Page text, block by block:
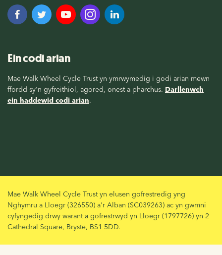
Ein codi arian
Mae Walk Wheel Cycle Trust yn ymrwymedig i godi arian mewn
ffordd sy'n gyfreithiol, agored, onest a pharchus. Darllenwch
ein haddewid codi arian.
Mae Walk Wheel Cycle Trust yn elusen gofrestredig yng
Nghymru a Lloegr (326550) a'r Alban (SC039263) ac yn gwmni
cyfyngedig drwy warant a gofrestrwyd yn Lloegr (1797726) yn 2
Cathedral Square, Bryste, BS1 5DD.